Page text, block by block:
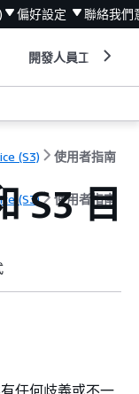
偏好設定 聯絡我們
開發人員工具
(S3) 使用者指南
(S3) 使用者指南
S3 目
任何歧義或不一